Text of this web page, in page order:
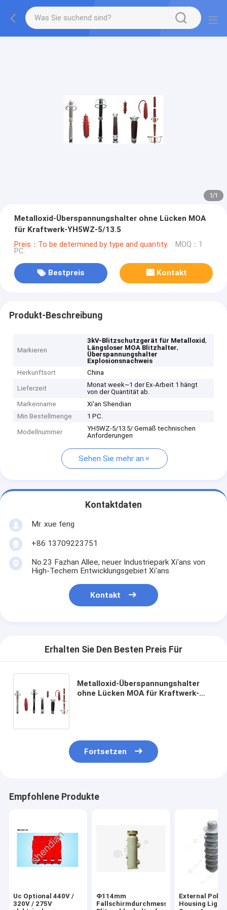
1/1
Metalloxid-Überspannungshalter ohne Lücken MOA
für Kraftwerk-YH5WZ-5/13.5
Preis：To be determined by type and quantity. MOQ：1
PC.
Bestpreis Kontakt
Produkt-Beschreibung
Markieren
3kV-Blitzschutzgerät für Metalloxid,
Längsloser MOA Blitzhalter,
Überspannungshalter
Explosionsnachweis
Herkunftsort
China
Lieferzeit
Monat week~1 der Ex-Arbeit 1 hängt
von der Quantität ab.
Markenname
Xi'an Shendian
Min Bestellmenge
1 PC.
Modellnummer
YH5WZ-5/13.5/ Gemäß technischen
Anforderungen
Sehen Sie mehr an
Kontaktdaten
Mr. xue feng
+86 13709223751
No.23 Fazhan Allee, neuer Industriepark Xi'ans von
High-Techem Entwicklungsgebiet Xi'ans
Kontakt
Erhalten Sie Den Besten Preis Für
Metalloxid-Überspannungshalter
ohne Lücken MOA für Kraftwerk-
Fortsetzen
Empfohlene Produkte
Uc Optional 440V /
320V / 275V
Φ114mm
Fallschirmdurchmesser
External
Housing